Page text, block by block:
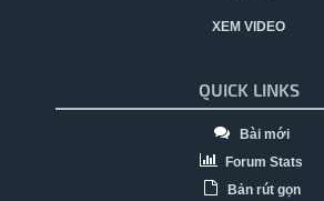
XEM VIDEO
QUICK LINKS
Bài mới
Forum Stats
Bản rút gọn